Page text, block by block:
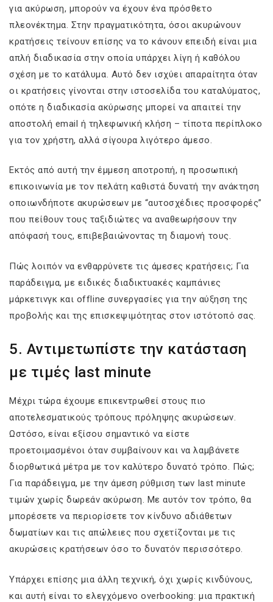
για ακύρωση, μπορούν να έχουν ένα πρόσθετο
πλεονέκτημα. Στην πραγματικότητα, όσοι ακυρώνουν
κρατήσεις τείνουν επίσης να το κάνουν επειδή είναι μια
απλή διαδικασία στην οποία υπάρχει λίγη ή καθόλου
σχέση με το κατάλυμα. Αυτό δεν ισχύει απαραίτητα όταν
οι κρατήσεις γίνονται στην ιστοσελίδα του καταλύματος,
οπότε η διαδικασία ακύρωσης μπορεί να απαιτεί την
αποστολή email ή τηλεφωνική κλήση – τίποτα περίπλοκο
για τον χρήστη, αλλά σίγουρα λιγότερο άμεσο.
Εκτός από αυτή την έμμεση αποτροπή, η προσωπική
επικοινωνία με τον πελάτη καθιστά δυνατή την ανάκτηση
οποιωνδήποτε ακυρώσεων με “αυτοσχέδιες προσφορές”
που πείθουν τους ταξιδιώτες να αναθεωρήσουν την
απόφασή τους, επιβεβαιώνοντας τη διαμονή τους.
Πώς λοιπόν να ενθαρρύνετε τις άμεσες κρατήσεις; Για
παράδειγμα, με ειδικές διαδικτυακές καμπάνιες
μάρκετινγκ και offline συνεργασίες για την αύξηση της
προβολής και της επισκεψιμότητας στον ιστότοπό σας.
5. Αντιμετωπίστε την κατάσταση
με τιμές last minute
Μέχρι τώρα έχουμε επικεντρωθεί στους πιο
αποτελεσματικούς τρόπους πρόληψης ακυρώσεων.
Ωστόσο, είναι εξίσου σημαντικό να είστε
προετοιμασμένοι όταν συμβαίνουν και να λαμβάνετε
διορθωτικά μέτρα με τον καλύτερο δυνατό τρόπο. Πώς;
Για παράδειγμα, με την άμεση ρύθμιση των last minute
τιμών χωρίς δωρεάν ακύρωση. Με αυτόν τον τρόπο, θα
μπορέσετε να περιορίσετε τον κίνδυνο αδιάθετων
δωματίων και τις απώλειες που σχετίζονται με τις
ακυρώσεις κρατήσεων όσο το δυνατόν περισσότερο.
Υπάρχει επίσης μια άλλη τεχνική, όχι χωρίς κινδύνους,
και αυτή είναι το ελεγχόμενο overbooking: μια πρακτική